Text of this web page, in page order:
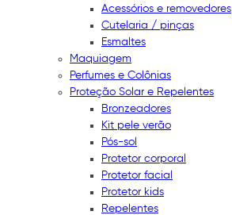
Acessórios e removedores
Cutelaria / pinças
Esmaltes
Maquiagem
Perfumes e Colônias
Proteção Solar e Repelentes
Bronzeadores
Kit pele verão
Pós-sol
Protetor corporal
Protetor facial
Protetor kids
Repelentes